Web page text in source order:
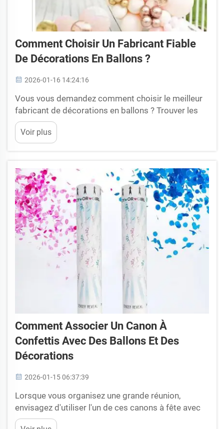
Comment Choisir Un Fabricant Fiable
De Décorations En Ballons ?
2026-01-16 14:24:16
Vous vous demandez comment choisir le meilleur
fabricant de décorations en ballons ? Trouver les
bons fabricants de décorations en ballons peut
s'avérer assez difficile, surtout lorsque vous avez
besoin de décorations belles et durables pour vos
Voir plus
Comment Associer Un Canon À
Confettis Avec Des Ballons Et Des
Décorations
2026-01-15 06:37:39
Lorsque vous organisez une grande réunion,
envisagez d'utiliser l'un de ces canons à fête avec
ballons et décorations pour ajouter un peu